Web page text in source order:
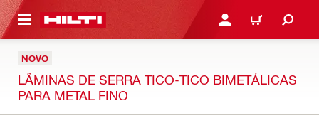
CONTENT ENTRAR OU REGISTAR
CARRINHO
NOVO
LÂMINAS DE SERRA TICO-TICO BIMETÁLICAS
PARA METAL FINO